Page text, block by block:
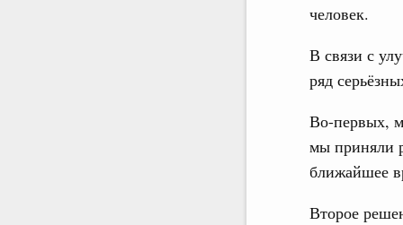
человек.
В связи с
ряд
Во-первых,
мы приняли
ближайшее
Второе